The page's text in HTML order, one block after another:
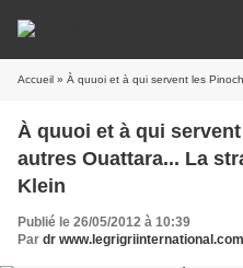
Accueil » À quuoi et à qui servent les Pinochet,
À quuoi et à qui
autres Ouattara... La
Klein
Publié le 26/05/2012 à 10:39
Par dr www.legrigriinternational.com